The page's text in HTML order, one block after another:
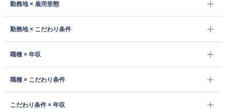
勤務地 × 雇用形態
勤務地 × こだわり条件
職種 × 年収
職種 × こだわり条件
こだわり条件 × 年収